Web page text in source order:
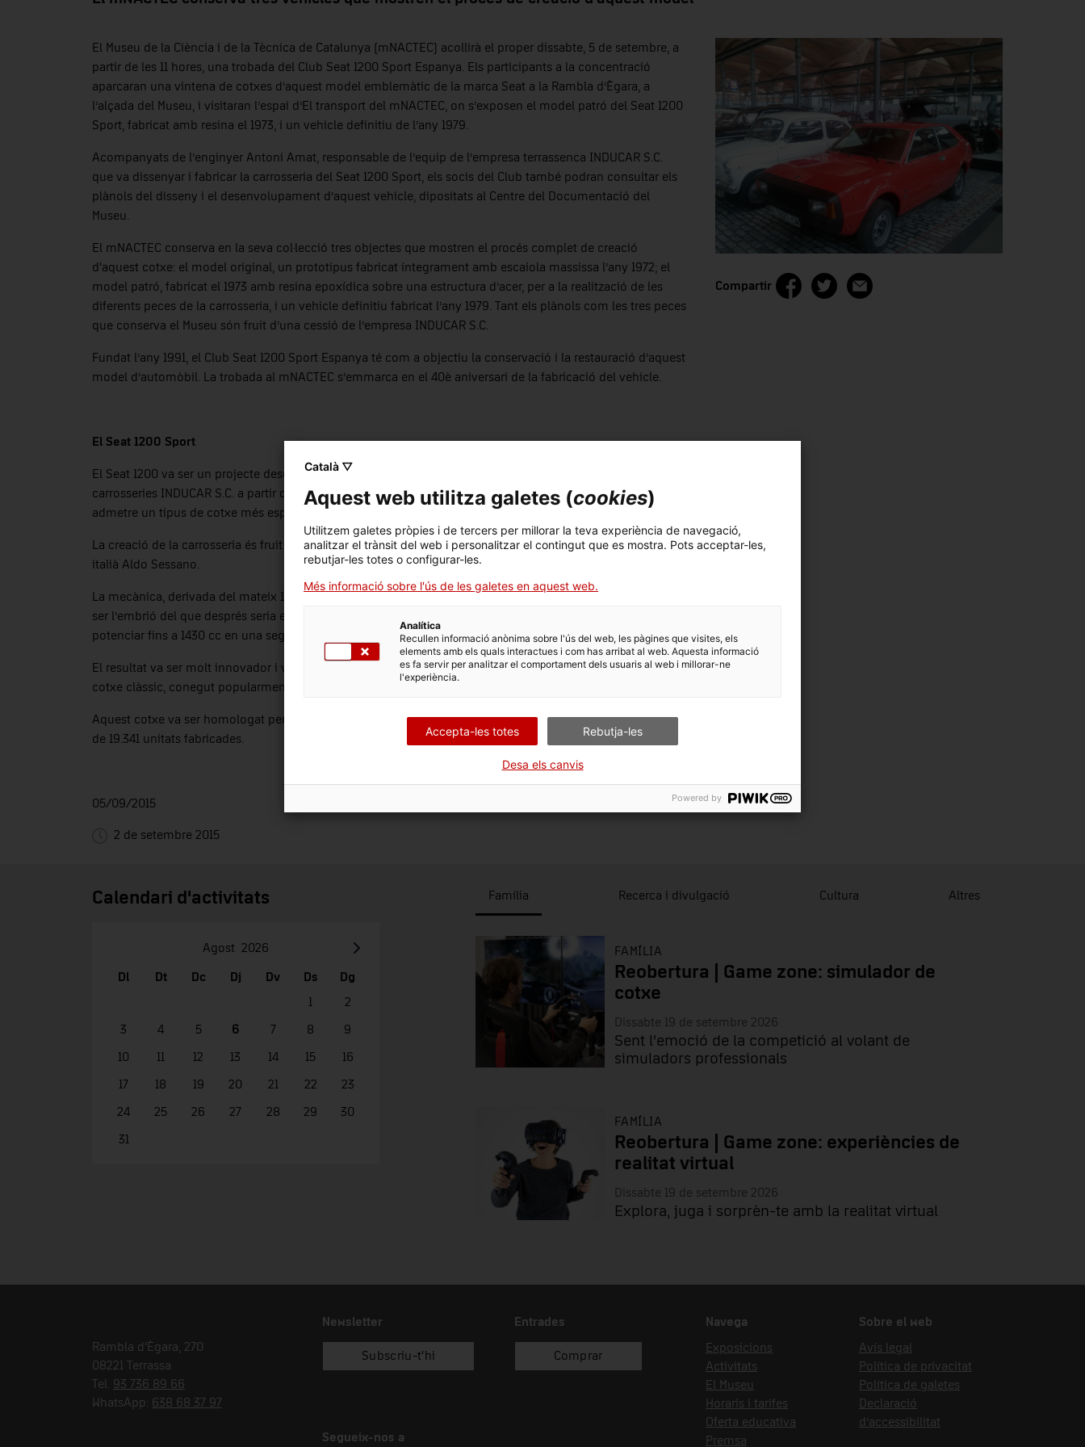
El Museu de la Ciència i de la Tècnica de Catalunya (mNACTEC) acollirà el proper dissabte, 5 de setembre, a
partir de les 11 hores, una trobada del Club Seat 1200 Sport Espanya. Els participants a la concentració
aparcaran una vintena de cotxes d’aquest model emblemàtic de la marca Seat a la Rambla d’Ègara, a
l’alçada del Museu, i visitaran l’espai d’El transport del mNACTEC, on s’exposen el model patró del Seat 1200
Sport, fabricat amb resina el 1973, i un vehicle definitiu de l’any 1979.
Acompanyats de l’enginyer Antoni Amat, responsable de l’equip de l’empresa terrassenca INDUCAR S.C.
que va dissenyar i fabricar la carrosseria del Seat 1200 Sport, els socis del Club també podran consultar els
plànols del disseny i el desenvolupament d’aquest vehicle, dipositats al Centre del Documentació del
Museu.
El mNACTEC conserva en la seva col·lecció tres objectes que mostren el procés complet de creació
d'aquest cotxe: el model original, un prototipus fabricat íntegrament amb escaiola massissa l’any 1972; el
model patró, fabricat el 1973 amb resina epoxídica sobre una estructura d’acer, per a la realització de les
diferents peces de la carrosseria, i un vehicle definitiu fabricat l’any 1979. Tant els plànols com les tres peces
que conserva el Museu són fruit d’una cessió de l’empresa INDUCAR S.C.
Fundat l’any 1991, el Club Seat 1200 Sport Espanya té com a objectiu la conservació i la restauració d’aquest
model d’automòbil. La trobada al mNACTEC s’emmarca en el 40è aniversari de la fabricació del vehicle.
El Seat 1200 Sport
El Seat 1200 va ser un projecte desenvolupat en la dècada del 1970 per l’empresa terrassenca de
carrosseries INDUCAR S.C. a partir del popular Seat 127. El mercat espanyol era en un moment idoni per
admetre un tipus de cotxe més esportiu, però alhora amb un bon servei com a utilitari.
La creació de la carrosseria és fruit de la col·laboració entre l’enginyer terrassenc Antoni Amat i l’estilista
italià Aldo Sessano.
La mecànica, derivada del mateix 127, va ser resolta pel Centre Tècnic de Seat a Martorell. Aquest projecte va
ser l’embrió del que després seria el model Seat 1200. En una primera etapa el motor era de 1200 cc i es va
potenciar fins a 1430 cc en una segona versió.
El resultat va ser molt innovador i va impactar fortament en el mercat. Amb els anys s’ha convertit en un
cotxe clàssic, conegut popularment com a “bocanegra”
Aquest cotxe va ser homologat per la pròpia Fiat i venut en els seus concessionaris europeus amb un total
de 19.341 unitats fabricades.
05/09/2015
2 de setembre 2015
Compartir
Calendari d'activitats
Agost 2026
Dl Dt Dc Dj Dv Ds
Dg
1
2
3 4 5 6 7 8 9
10 11 12 13 14 15 16
17 18 19 20 21 22 23
24 25 26 27 28 29 30
31
Família Recerca i divulgació Cultura Altres
FAMÍLIA
Reobertura | Game zone: simulador de
cotxe
Dissabte 19 de setembre 2026
Sent l'emoció de la competició al volant de
simuladors professionals
FAMÍLIA
Reobertura | Game zone: experiències de
realitat virtual
Dissabte 19 de setembre 2026
Explora, juga i sorprèn-te amb la realitat virtual
Rambla d'Ègara, 270
08221 Terrassa
Tel. 93 736 89 66
WhatsApp: 638 68 37 97
Newsletter
Subscriu-t'hi
Entrades
Comprar
Segueix-nos a
Navega
Exposicions
Activitats
El Museu
Horaris i tarifes
Oferta educativa
Premsa
Sobre el web
Avís legal
Política de privacitat
Política de galetes
Declaració
d’accessibilitat
Català ▽
Aquest web utilitza galetes (cookies)
Utilitzem galetes pròpies i de tercers per millorar la teva experiència de navegació,
analitzar el trànsit del web i personalitzar el contingut que es mostra. Pots acceptar-les,
rebutjar-les totes o configurar-les.
Més informació sobre l'ús de les galetes en aquest web.
Analítica
Recullen informació anònima sobre l'ús del web, les pàgines que visites, els
elements amb els quals interactues i com has arribat al web. Aquesta informació
es fa servir per analitzar el comportament dels usuaris al web i millorar-ne
l'experiència.
Accepta-les totes Rebutja-les
Desa els canvis
Powered by